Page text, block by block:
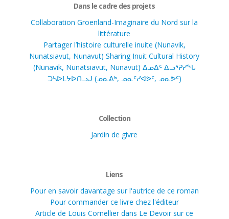
Dans le cadre des projets
Collaboration Groenland-Imaginaire du Nord sur la
littérature
Partager l’histoire culturelle inuite (Nunavik,
Nunatsiavut, Nunavut) Sharing Inuit Cultural History
(Nunavik, Nunatsiavut, Nunavut) ᐃᓄᐃᑦ ᐃᓗᕐᕈᓯᖓ
ᑐᓴᐅᒪᔭᐅᑎᓗᒍ (ᓄᓇᕕᒃ, ᓄᓇᑦᓯᐊᕗᑦ, ᓄᓇᕗᑦ)
Collection
Jardin de givre
Liens
Pour en savoir davantage sur l'autrice de ce roman
Pour commander ce livre chez l'éditeur
Article de Louis Cornellier dans Le Devoir sur ce